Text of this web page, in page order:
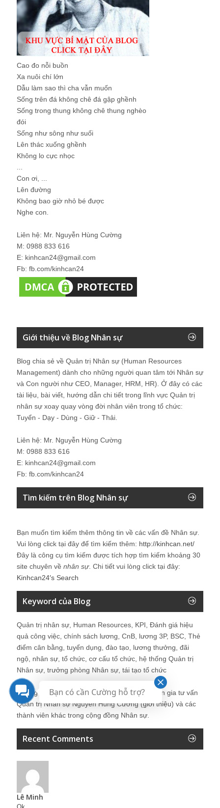
Cao đo nỗi buồn
Xa nuôi chí lớn
Dẫu làm sao thì cha vẫn muốn
Sống trên đá không chê đá gập ghềnh
Sống trong thung không chê thung nghèo
đói
Sống như sông như suối
Lên thác xuống ghềnh
Không lo cực nhọc
Con ơi, ...
Lên đường
Không bao giờ nhỏ bé được
Nghe con.
Liên hệ: Mr. Nguyễn Hùng Cường
M: 0988 833 616
E: kinhcan24@gmail.com
Fb: fb.com/kinhcan24
Giới thiệu về Blog Nhân sự
Blog chia sẻ về Quản trị Nhân sự (Human Resources
Management) dành cho những người quan tâm tới Nhân sự
và Con người như CEO, Manager, HRM, HR). Ở đây có các
tài liệu, bài viết, hướng dẫn chi tiết trong lĩnh vực Quản trị
nhân sự xoay quay vòng đời nhân viên trong tổ chức:
Tuyển - Dạy - Dùng - Giữ - Thải.
Liên hệ: Mr. Nguyễn Hùng Cường
M: 0988 833 616
E: kinhcan24@gmail.com
Fb: fb.com/kinhcan24
Tìm kiếm trên Blog Nhân sự
Bạn muốn tìm kiếm thêm thông tin về các vấn đề Nhân sự
Vui lòng click tại đây để tìm kiếm thêm: http://kinhcan.net/
Đây là công cụ tìm kiếm được tích hợp tìm kiếm khoảng 30
site chuyên về nhân sự. Chi tiết vui lòng click tại đây:
Kinhcan24′s Search
Keyword của Blog
Quản trị nhân sự, Human Resources, KPI, Đánh giá hiệu
quả công việc, chính sách lương, CnB, lương 3P, BSC, Thẻ
điểm cân bằng, tuyển dụng, đào tạo, lương thưởng, đãi
ngộ, nhân sự, tổ chức, cơ cấu tổ chức, hệ thống Quản trị
Nhân sự, trưởng phòng Nhân sự, tái tạo tổ chức
Những bài viết tại blog được chia sẻ bởi chuyên gia tư vấn
Quản trị Nhân sự Nguyễn Hùng Cường (giới thiệu) và các
thành viên khác trong cộng đồng Nhân sự.
Recent Comments
Lê Minh
Bạn có cần Cường hỗ trợ?